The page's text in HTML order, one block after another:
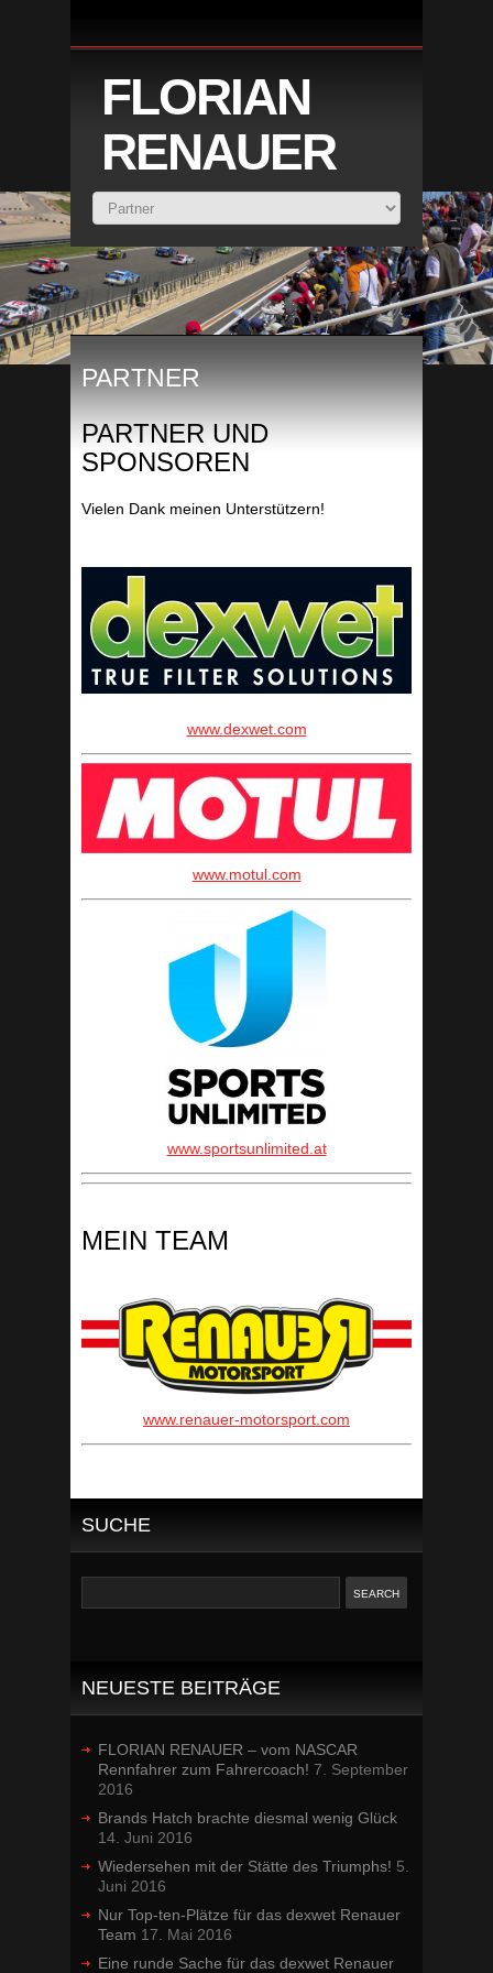
FLORIAN
RENAUER
PARTNER
PARTNER UND
SPONSOREN
Vielen Dank meinen Unterstützern!
www.dexwet.com
www.motul.com
www.sportsunlimited.at
MEIN TEAM
www.renauer-motorsport.com
SUCHE
NEUESTE BEITRÄGE
FLORIAN RENAUER – vom NASCAR
Rennfahrer zum Fahrercoach! 7. September
2016
Brands Hatch brachte diesmal wenig Glück
14. Juni 2016
Wiedersehen mit der Stätte des Triumphs! 5.
Juni 2016
Nur Top-ten-Plätze für das dexwet Renauer
Team 17. Mai 2016
Eine runde Sache für das dexwet Renauer